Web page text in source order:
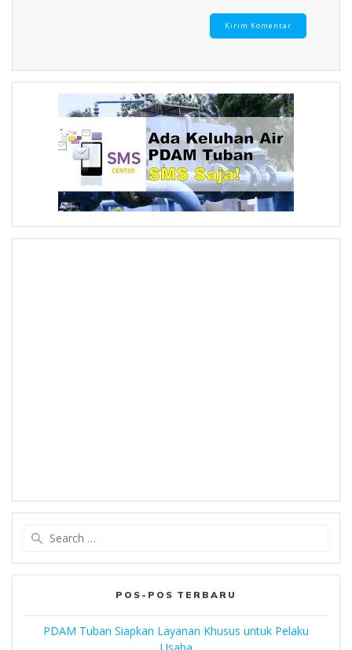
POS-POS TERBARU
PDAM Tuban Siapkan Layanan Khusus untuk Pelaku
Usaha